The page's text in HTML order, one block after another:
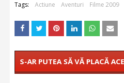
Tags: Actiune Aventuri Filme 2009
S-AR PUTEA SĂ VĂ PLACĂ